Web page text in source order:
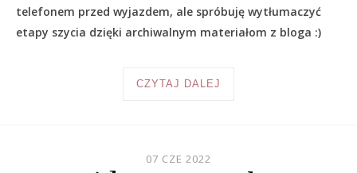
telefonem przed wyjazdem, ale spróbuję wytłumaczyć
etapy szycia dzięki archiwalnym materiałom z bloga :)
CZYTAJ DALEJ
07 CZE 2022